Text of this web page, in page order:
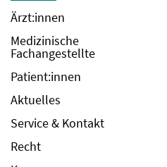
Ärzt:innen
Medizinische
Fachangestellte
Patient:innen
Aktuelles
Service & Kontakt
Recht